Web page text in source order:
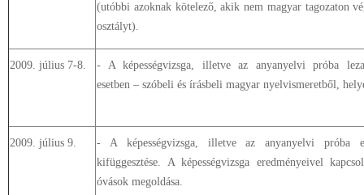
(utóbbi azoknak kötelező, akik nem magyar tagozaton
osztályt).
2009. július 7-8.
- A képességvizsga, illetve az anyanyelvi próba
esetben – szóbeli és írásbeli magyar nyelvismeretből,
2009. július 9.
- A képességvizsga, illetve az anyanyelvi próba
kifüggesztése. A képességvizsga eredményeivel
óvások megoldása.